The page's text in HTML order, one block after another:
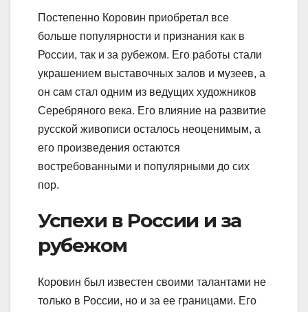
Постепенно Коровин приобретал все
больше популярности и признания как в
России, так и за рубежом. Его работы стали
украшением выставочных залов и музеев, а
он сам стал одним из ведущих художников
Серебряного века. Его влияние на развитие
русской живописи осталось неоценимым, а
его произведения остаются
востребованными и популярными до сих
пор.
Успехи в России и за
рубежом
Коровин был известен своими талантами не
только в России, но и за ее границами. Его